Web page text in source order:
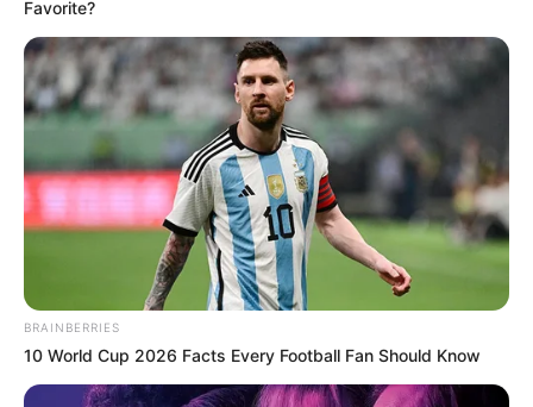
Favorite?
BRAINBERRIES
10 World Cup 2026 Facts Every Football Fan Should Know